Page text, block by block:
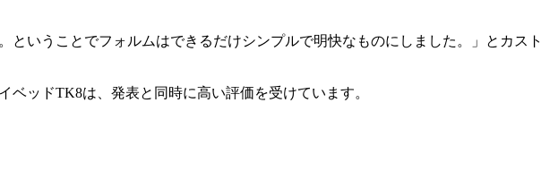
いうことでフォルムはできるだけシンプルで明快なものにしました。」とカスト
ッドTK8は、発表と同時に高い評価を受けています。